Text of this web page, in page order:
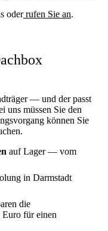
oderrufen Sie an.
— und der passt
uns müssen Sie den
können Sie
auf Lager — vom
in Darmstadt
die
für einen